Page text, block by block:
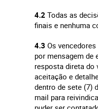
4.2 Todas as
finais e nenhuma
4.3 Os
por mensagem de
resposta direta do
aceitação e
dentro de sete (7)
mail para